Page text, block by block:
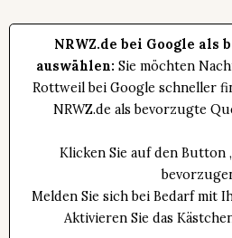
NRWZ.de bei Google als
auswählen: Sie möchten
Rottweil bei Google schneller
NRWZ.de als bevorzugte
Klicken Sie auf den Button
Melden Sie sich bei Bedarf mit
Aktivieren Sie das